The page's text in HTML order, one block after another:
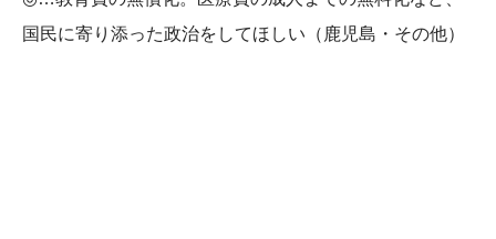
国民に寄り添った政治をしてほしい（鹿児島・その他）